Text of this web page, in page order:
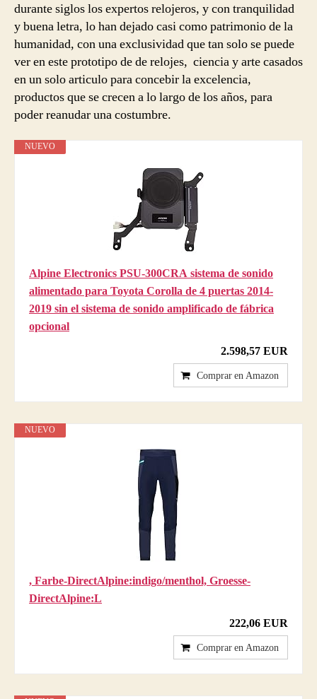
durante siglos los expertos relojeros, y con tranquilidad
y buena letra, lo han dejado casi como patrimonio de la
humanidad, con una exclusividad que tan solo se puede
ver en este prototipo de de relojes, ciencia y arte casados
en un solo articulo para concebir la excelencia,
productos que se crecen a lo largo de los años, para
poder reanudar una costumbre.
NUEVO
Alpine Electronics PSU-300CRA sistema de sonido
alimentado para Toyota Corolla de 4 puertas 2014-
2019 sin el sistema de sonido amplificado de fábrica
opcional
2.598,57 EUR
Comprar en Amazon
NUEVO
, Farbe-DirectAlpine:indigo/menthol, Groesse-
DirectAlpine:L
222,06 EUR
Comprar en Amazon